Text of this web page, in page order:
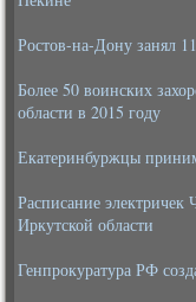
Ростов-на-Дону занял
Более 50 воинских
области в 2015 году
Екатеринбуржцы
Расписание
Иркутской области
Генпрокуратура РФ